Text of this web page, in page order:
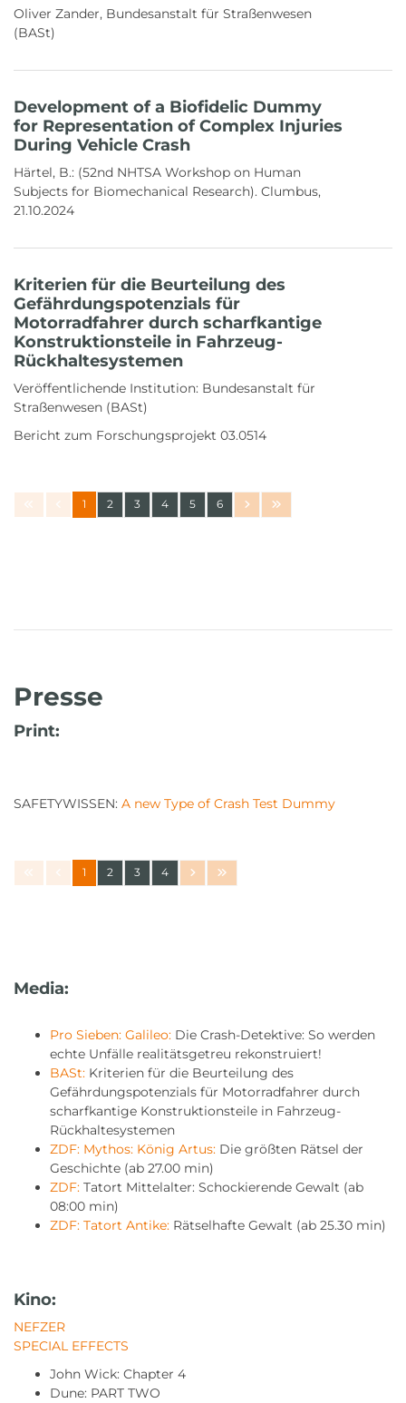
Oliver Zander, Bundesanstalt für Straßenwesen
(BASt)
Development of a Biofidelic Dummy
for Representation of Complex Injuries
During Vehicle Crash
Härtel, B.: (52nd NHTSA Workshop on Human
Subjects for Biomechanical Research). Clumbus,
21.10.2024
Kriterien für die Beurteilung des
Gefährdungspotenzials für
Motorradfahrer durch scharfkantige
Konstruktionsteile in Fahrzeug-
Rückhaltesystemen
Veröffentlichende Institution: Bundesanstalt für
Straßenwesen (BASt)
Bericht zum Forschungsprojekt 03.0514
1 2 3 4 5 6
Presse
Print:
SAFETYWISSEN: A new Type of Crash Test Dummy
1 2 3 4
Media:
Pro Sieben: Galileo: Die Crash-Detektive: So werden
echte Unfälle realitätsgetreu rekonstruiert!
BASt: Kriterien für die Beurteilung des
Gefährdungspotenzials für Motorradfahrer durch
scharfkantige Konstruktionsteile in Fahrzeug-
Rückhaltesystemen
ZDF: Mythos: König Artus: Die größten Rätsel der
Geschichte (ab 27.00 min)
ZDF: Tatort Mittelalter: Schockierende Gewalt (ab
08:00 min)
ZDF: Tatort Antike: Rätselhafte Gewalt (ab 25.30 min)
Kino:
NEFZER
SPECIAL EFFECTS
John Wick: Chapter 4
Dune: PART TWO